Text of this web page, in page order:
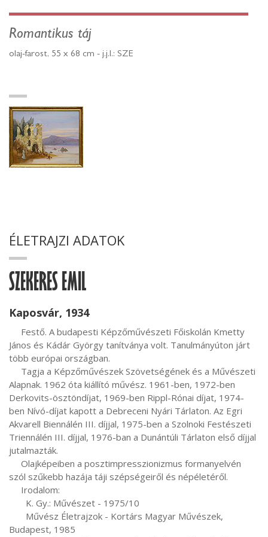
Romantikus táj
olaj-farost, 55 x 68 cm - j.j.l.: SZE
ÉLETRAJZI ADATOK
SZEKERES EMIL
Kaposvár, 1934
János és Kádár György tanítványa volt. Tanulmányúton járt
több európai országban.
Alapnak. 1962 óta kiállító művész. 1961-ben, 1972-ben
Derkovits-ösztöndíjat, 1969-ben Rippl-Rónai díjat, 1974-
ben Nívó-díjat kapott a Debreceni Nyári Tárlaton. Az Egri
Akvarell Biennálén III. díjjal, 1975-ben a Szolnoki Festészeti
Triennálén III. díjjal, 1976-ban a Dunántúli Tárlaton első díjjal
jutalmazták.
szól szűkebb hazája táji szépségeiről és népéletéről.
Budapest, 1985